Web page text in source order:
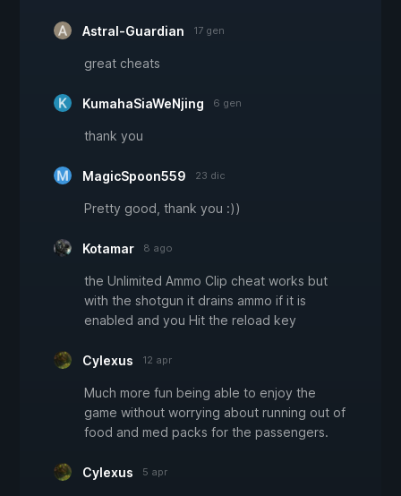
Astral-Guardian 17 gen
great cheats
KumahaSiaWeNjing 6 gen
thank you
MagicSpoon559 23 dic
Pretty good, thank you :))
Kotamar 8 ago
the Unlimited Ammo Clip cheat works but
with the shotgun it drains ammo if it is
enabled and you Hit the reload key
Cylexus 12 apr
Much more fun being able to enjoy the
game without worrying about running out of
food and med packs for the passengers.
Cylexus 5 apr